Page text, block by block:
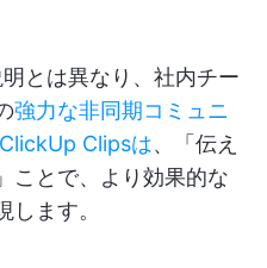
とは異なり、社内チー
強力な非同期コミュニ
Clipsは、「伝え
ことで、より効果的な
ます。